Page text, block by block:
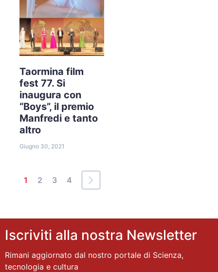
Taormina film
fest 77. Si
inaugura con
“Boys”, il premio
Manfredi e tanto
altro
Giugno 30, 2021
1 2 3 4
Iscriviti alla nostra Newsletter
Rimani aggiornato dal nostro portale di Scienza,
tecnologia e cultura